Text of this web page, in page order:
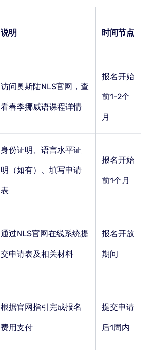
说明 时间节点
访问奥斯陆NLS官网，查
看春季挪威语课程详情
报名开始
前1-2个
月
身份证明、语言水平证
明（如有）、填写申请
表
报名开始
前1个月
通过NLS官网在线系统提
交申请表及相关材料
报名开放
期间
根据官网指引完成报名
费用支付
提交申请
后1周内